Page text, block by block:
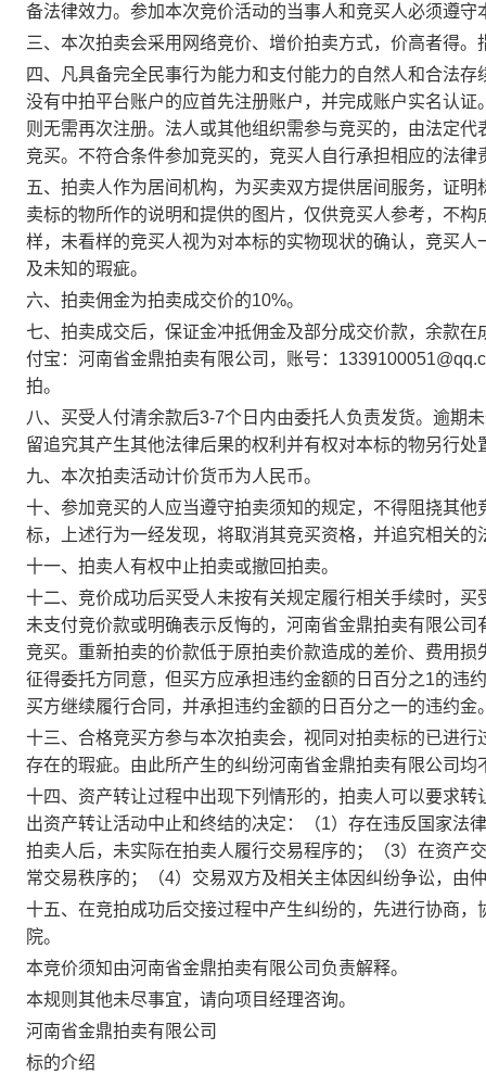
备法律效力。参加本次竞价活动的当事人和竞买人必须遵
三、本次拍卖会采用网络竞价、增价拍卖方式，价高者得
四、凡具备完全民事行为能力和支付能力的自然人和合法
没有中拍平台账户的应首先注册账户，并完成账户实名认
则无需再次注册。法人或其他组织需参与竞买的，由法定
竞买。不符合条件参加竞买的，竞买人自行承担相应的法律
五、拍卖人作为居间机构，为买卖双方提供居间服务，证
卖标的物所作的说明和提供的图片，仅供竞买人参考，不
样，未看样的竞买人视为对本标的实物现状的确认，竞买
及未知的瑕疵。
六、拍卖佣金为拍卖成交价的10%。
七、拍卖成交后，保证金冲抵佣金及部分成交价款，余款
付宝：河南省金鼎拍卖有限公司，账号：
拍。
八、买受人付清余款后3-7个日内由委托人负责发货。逾期
留追究其产生其他法律后果的权利并有权对本标的物另行处
九、本次拍卖活动计价货币为人民币。
十、参加竞买的人应当遵守拍卖须知的规定，不得阻挠其
标，上述行为一经发现，将取消其竞买资格，并追究相关的
十一、拍卖人有权中止拍卖或撤回拍卖。
十二、竞价成功后买受人未按有关规定履行相关手续时，
未支付竞价款或明确表示反悔的，河南省金鼎拍卖有限公
竞买。重新拍卖的价款低于原拍卖价款造成的差价、费用
征得委托方同意，但买方应承担违约金额的日百分之1的违
买方继续履行合同，并承担违约金额的日百分之一的违约金
十三、合格竞买方参与本次拍卖会，视同对拍卖标的已进
存在的瑕疵。由此所产生的纠纷河南省金鼎拍卖有限公司
十四、资产转让过程中出现下列情形的，拍卖人可以要求
出资产转让活动中止和终结的决定：（1）存在违反国家法
拍卖人后，未实际在拍卖人履行交易程序的；（3）在资产
常交易秩序的；（4）交易双方及相关主体因纠纷争讼，由
十五、在竞拍成功后交接过程中产生纠纷的，先进行协商
院。
本竞价须知由河南省金鼎拍卖有限公司负责解释。
本规则其他未尽事宜，请向项目经理咨询。
河南省金鼎拍卖有限公司
标的介绍